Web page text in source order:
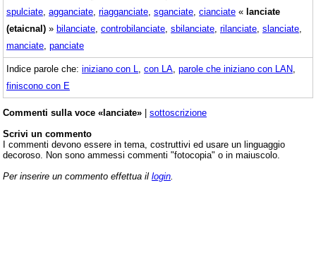
spulciate agganciate riagganciate sganciate cianciate « lanciate
(etaicnal) » bilanciate controbilanciate sbilanciate rilanciate slanciate
manciate panciate
Indice parole che: iniziano con L con LA parole che iniziano con LAN
finiscono con E
Commenti sulla voce «lanciate» | sottoscrizione
Scrivi un commento
I commenti devono essere in tema, costruttivi ed usare un linguaggio
decoroso. Non sono ammessi commenti "fotocopia" o in maiuscolo.
Per inserire un commento effettua il login